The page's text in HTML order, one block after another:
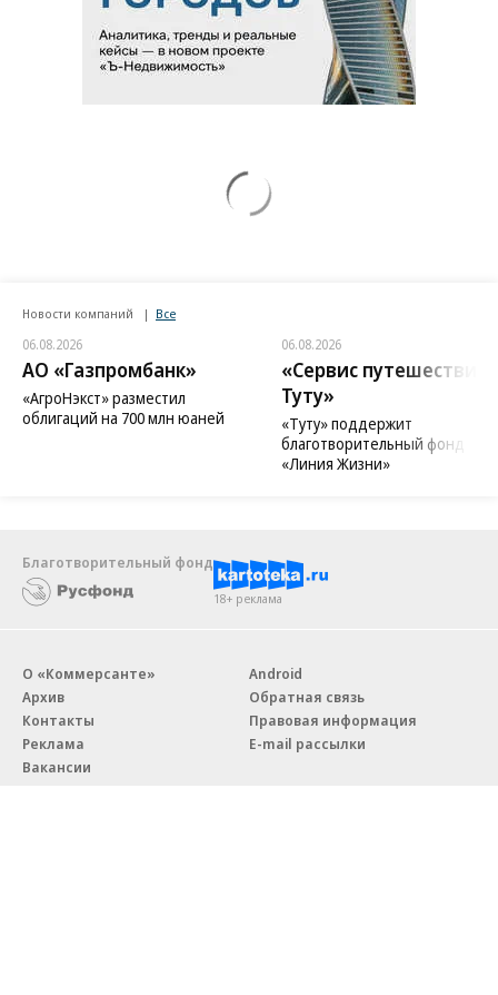
Новости компаний Все
06.08.2026
АО «Газпромбанк»
«АгроНэкст» разместил
облигаций на 700 млн юаней
06.08.2026
«Сервис путешествий
Туту»
«Туту» поддержит
благотворительный фонд
«Линия Жизни»
Благотворительный фонд
18+ реклама
О «Коммерсанте»
Архив
Контакты
Реклама
Вакансии
Android
Обратная связь
Правовая информация
E-mail рассылки